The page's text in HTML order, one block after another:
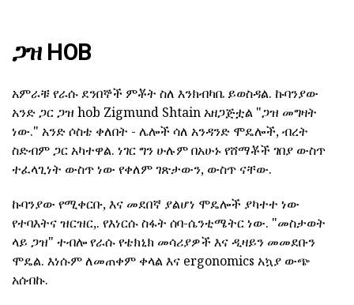
ጋዝ HOB
አምራቹ የራሱ ደንበኞች ምቾት ስለ እንክብካቤ ይወስዳል. ኩባንያው
አንድ ጋር ጋዝ hob Zigmund Shtain አዘጋጅቷል "ጋዝ መግዛት
ነው." አንድ ሶስቴ ቀለበት - ሌሎች ሳለ አንዳንድ ሞዴሎች, ብረት
ስድብም ጋር አካተዋል. ነገር ግን ሁሉም በአሁኑ የሸማቾች ገበያ ውስጥ
ተፈላጊነት ውስጥ ነው የቀለም ገጽታውን, ውስጥ ናቸው.
ኩባንያው የሚቀርቡ, እና መደበኛ ያልሆነ ሞዴሎች ያካተተ ነው
የተባእትና ዝርዝር,. የእነርሱ ስፋት ሰባ-ሴንቲሜትር ነው. "መስታወት
ላይ ጋዝ" ተብሎ የራሱ የቴክኒክ መሳሪያዎች እና ዲዛይን መመደቡን
ሞዴል. እነሱም ለመጠቀም ቀላል እና ergonomics አኳያ ውጭ
አሰብኩ.